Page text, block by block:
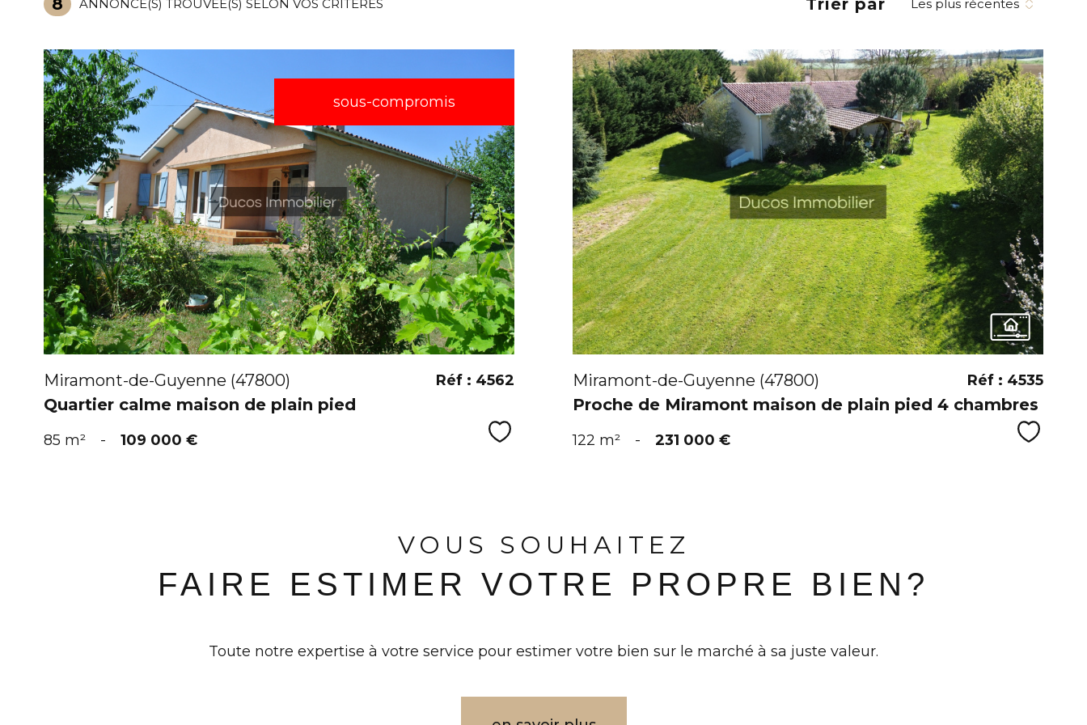
8 ANNONCE(S) TROUVÉE(S) SELON VOS CRITÈRES Trier par Les plus récentes
sous-compromis
VOIR
Miramont-de-Guyenne (47800)
Quartier calme maison de plain pied
Réf : 4562
85 m² - 109 000 € Sélectionner
VOIR
Miramont-de-Guyenne (47800)
Proche de Miramont maison de plain pied 4 chambres
Réf : 4535
122 m² - 231 000 €
VOUS SOUHAITEZ
FAIRE ESTIMER VOTRE PROPRE BIEN?
Toute notre expertise à votre service pour estimer votre bien sur le marché à sa juste valeur.